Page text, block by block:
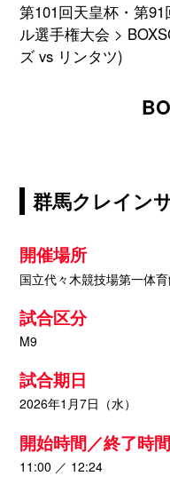
第101回天皇杯・第
ル選手権大会
ズ vs リンタツ)
群馬クレイン
開催場所
国立代々木競技場第一体
試合区分
M9
試合期日
2026年1月7日（水）
開始時間／終了時間
11:00 ／ 12:24